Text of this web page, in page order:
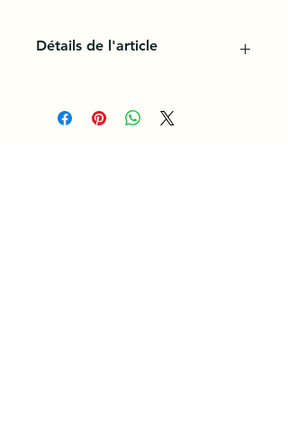
Détails de l'article
constitué de miettes plus ou moins
grosses, de pain ou de biscotte.